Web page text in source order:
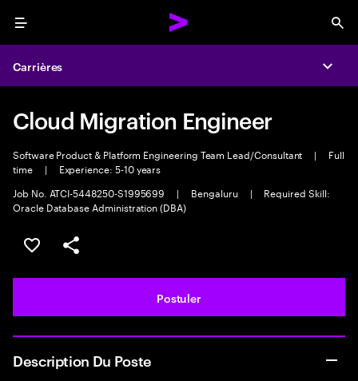
Menu
Carrières
Cloud Migration Engineer
Software Product & Platform Engineering Team Lead/Consultant |
Full
time
|
Experience: 5-10 years
Job No. ATCI-5448250-S1995699
| Bengaluru |
Required Skill:
Oracle Database Administration (DBA)
Sélectionner pour enregistrer l'annonce
PARTAGER
Postuler
Description Du Poste